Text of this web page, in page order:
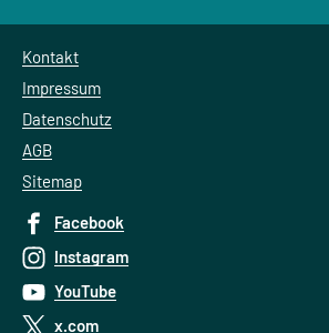
Kontakt
Impressum
Datenschutz
AGB
Sitemap
Facebook
Instagram
YouTube
x.com